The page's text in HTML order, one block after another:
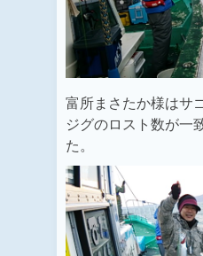
富所まさたか様はサ
ジグのロスト数が一
た。